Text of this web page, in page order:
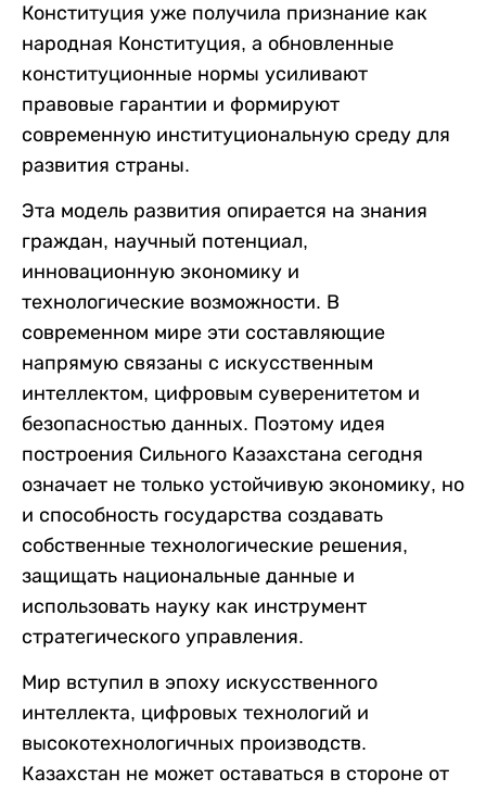
Конституция уже получила признание как
народная Конституция, а обновленные
конституционные нормы усиливают
правовые гарантии и формируют
современную институциональную среду для
развития страны.
Эта модель развития опирается на знания
граждан, научный потенциал,
инновационную экономику и
технологические возможности. В
современном мире эти составляющие
напрямую связаны с искусственным
интеллектом, цифровым суверенитетом и
безопасностью данных. Поэтому идея
построения Сильного Казахстана сегодня
означает не только устойчивую экономику, но
и способность государства создавать
собственные технологические решения,
защищать национальные данные и
использовать науку как инструмент
стратегического управления.
Мир вступил в эпоху искусственного
интеллекта, цифровых технологий и
высокотехнологичных производств.
Казахстан не может оставаться в стороне от